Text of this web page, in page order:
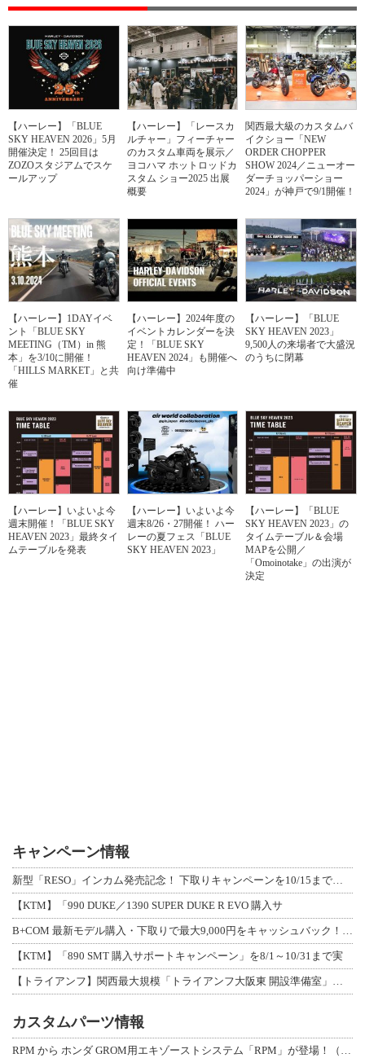
【ハーレー】「BLUE
SKY HEAVEN 2026」5月
開催決定！ 25回目は
ZOZOスタジアムでスケ
ールアップ
【ハーレー】「レースカ
ルチャー」フィーチャー
のカスタム車両を展示／
ヨコハマ ホットロッドカ
スタム ショー2025 出展
概要
関西最大級のカスタムバ
イクショー「NEW
ORDER CHOPPER
SHOW 2024／ニューオー
ダーチョッパーショー
2024」が神戸で9/1開催！
【ハーレー】1DAYイベ
ント「BLUE SKY
MEETING（TM）in 熊
本」を3/10に開催！
「HILLS MARKET」と共
催
【ハーレー】2024年度の
イベントカレンダーを決
定！「BLUE SKY
HEAVEN 2024」も開催へ
向け準備中
【ハーレー】「BLUE
SKY HEAVEN 2023」
9,500人の来場者で大盛況
のうちに閉幕
【ハーレー】いよいよ今
週末開催！「BLUE SKY
HEAVEN 2023」最終タイ
ムテーブルを発表
【ハーレー】いよいよ今
週末8/26・27開催！ ハー
レーの夏フェス「BLUE
SKY HEAVEN 2023」
【ハーレー】「BLUE
SKY HEAVEN 2023」の
タイムテーブル＆会場
MAPを公開／
「Omoinotake」の出演が
決定
キャンペーン情報
新型「RESO」インカム発売記念！ 下取りキャンペーンを10/15まで延長して開
【KTM】「990 DUKE／1390 SUPER DUKE R EVO 購入サ
B+COM 最新モデル購入・下取りで最大9,000円をキャッシュバック！「B+F
【KTM】「890 SMT 購入サポートキャンペーン」を8/1～10/31まで実
【トライアンフ】関西最大規模「トライアンフ大阪東 開設準備室」がオープン！ 限定
カスタムパーツ情報
RPM から ホンダ GROM用エキゾーストシステム「RPM」が登場！（動画あり